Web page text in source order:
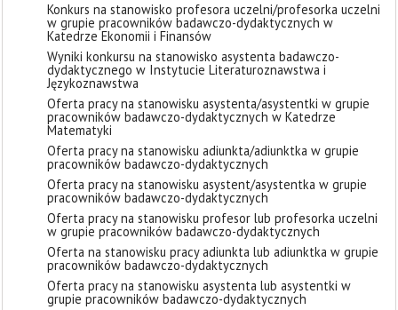
Konkurs na stanowisko profesora uczelni/profesorka uczelni
w grupie pracowników badawczo-dydaktycznych w
Katedrze Ekonomii i Finansów
Wyniki konkursu na stanowisko asystenta badawczo-
dydaktycznego w Instytucie Literaturoznawstwa i
Językoznawstwa
Oferta pracy na stanowisku asystenta/asystentki w grupie
pracowników badawczo-dydaktycznych w Katedrze
Matematyki
Oferta pracy na stanowisku adiunkta/adiunktka w grupie
pracowników badawczo-dydaktycznych
Oferta pracy na stanowisku asystent/asystentka w grupie
pracowników badawczo-dydaktycznych
Oferta pracy na stanowisku profesor lub profesorka uczelni
w grupie pracowników badawczo-dydaktycznych
Oferta na stanowisku pracy adiunkta lub adiunktka w grupie
pracowników badawczo-dydaktycznych
Oferta pracy na stanowisku asystenta lub asystentki w
grupie pracowników badawczo-dydaktycznych